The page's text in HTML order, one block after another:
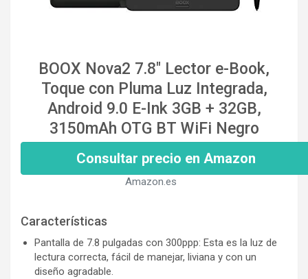
BOOX Nova2 7.8" Lector e-Book,
Toque con Pluma Luz Integrada,
Android 9.0 E-Ink 3GB + 32GB,
3150mAh OTG BT WiFi Negro
Consultar precio en Amazon
Amazon.es
Características
Pantalla de 7.8 pulgadas con 300ppp: Esta es la luz de
lectura correcta, fácil de manejar, liviana y con un
diseño agradable.